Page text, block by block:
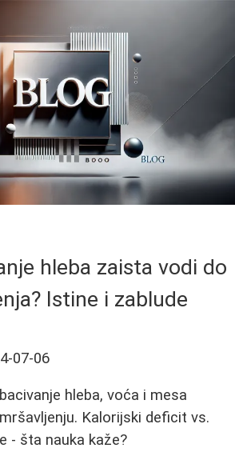
hleba zaista vodi do
Istine i zablude
07-06
hleba, voća i mesa
Kalorijski deficit vs.
- šta nauka kaže?